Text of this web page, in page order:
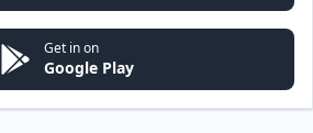
Get in on
Google Play